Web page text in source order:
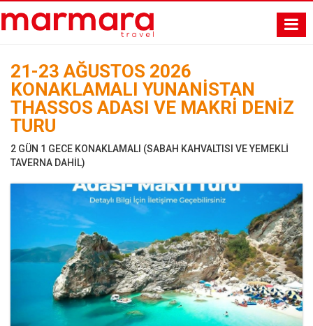
21-23 AĞUSTOS 2026
KONAKLAMALI YUNANİSTAN
THASSOS ADASI VE MAKRİ DENİZ
TURU
2 GÜN 1 GECE KONAKLAMALI (SABAH KAHVALTISI VE YEMEKLİ
TAVERNA DAHİL)